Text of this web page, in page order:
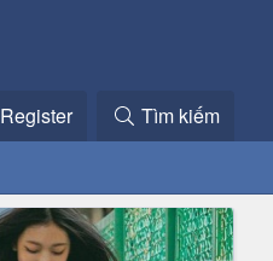
Register Tìm kiếm